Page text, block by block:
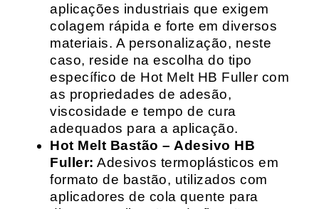
aplicações industriais que exigem
colagem rápida e forte em diversos
materiais. A personalização, neste
caso, reside na escolha do tipo
específico de Hot Melt HB Fuller com
as propriedades de adesão,
viscosidade e tempo de cura
adequados para a aplicação.
Hot Melt Bastão – Adesivo HB
Fuller: Adesivos termoplásticos em
formato de bastão, utilizados com
aplicadores de cola quente para